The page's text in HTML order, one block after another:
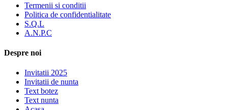
Termenii si conditii
Politica de confidentialitate
S.Q.L
A.N.P.C
Despre noi
Invitatii 2025
Invitatii de nunta
Text botez
Text nunta